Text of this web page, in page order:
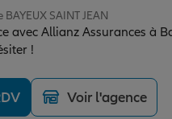
SAINT JEAN
avec Allianz Assurances à
!
Voir l'agence